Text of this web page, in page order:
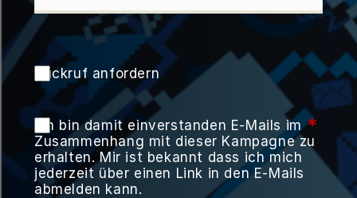
Rückruf anfordern
*
Ich bin damit einverstanden E-Mails im
Zusammenhang mit dieser Kampagne zu
erhalten. Mir ist bekannt dass ich mich
jederzeit über einen Link in den E-Mails
abmelden kann.